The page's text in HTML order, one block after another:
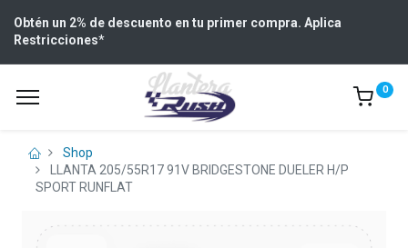
Obtén un 2% de descuento en tu primer compra. Aplica
Restricciones*
0
Shop
LLANTA 205/55R17 91V BRIDGESTONE DUELER H/P
SPORT RUNFLAT